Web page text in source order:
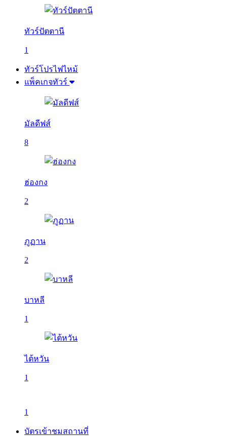
ทัวร์ปัตตานี
1
ทัวร์โปรไฟไหม้
แพ็คเกจทัวร์
มัลดีฟส์
8
ฮ่องกง
2
ภูฏาน
2
บาหลี
1
ไต้หวัน
1
1
บัตรเข้าชมสถานที่